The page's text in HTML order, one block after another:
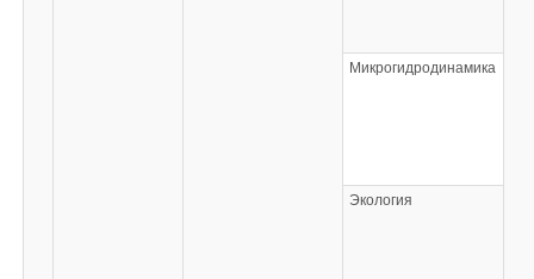
Микрогидродинамика
Экология